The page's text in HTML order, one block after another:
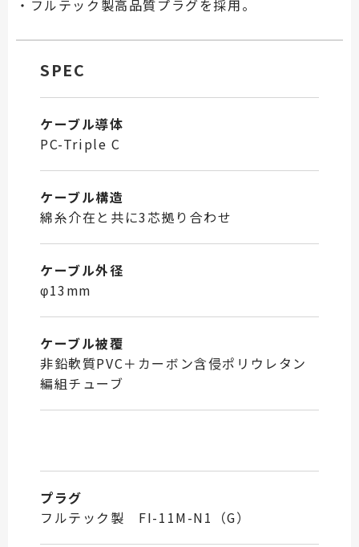
・フルテック製高品質プラグを採用。
SPEC
ケーブル導体
PC-Triple C
ケーブル構造
綿糸介在と共に3芯拠り合わせ
ケーブル外径
φ13mm
ケーブル被覆
非鉛軟質PVC＋カーボン含侵ポリウレタン
編組チューブ
プラグ
フルテック製 FI-11M-N1（G）